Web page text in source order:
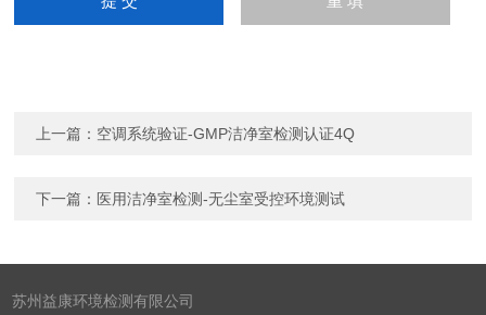
上一篇： 空调系统验证-GMP洁净室检测认证4Q
下一篇： 医用洁净室检测-无尘室受控环境测试
苏州益康环境检测有限公司